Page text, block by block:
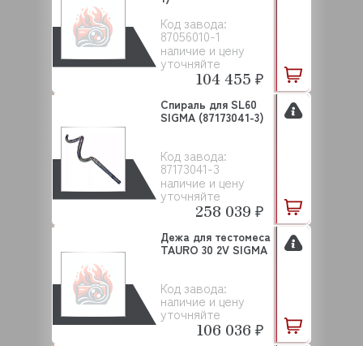
Код завода:
87056010-1
наличие и цену
уточняйте
104 455 ₽
Код завода:
87173041-3
наличие и цену
уточняйте
Спираль для SL60
SIGMA (87173041-3)
258 039 ₽
Код завода:
наличие и цену
уточняйте
Дежа для тестомеса
TAURO 30 2V SIGMA
106 036 ₽